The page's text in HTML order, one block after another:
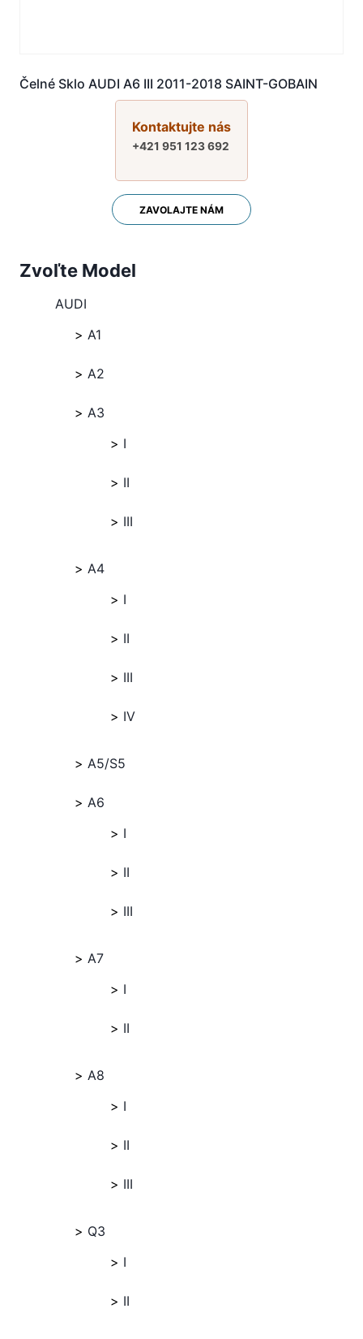
Čelné Sklo AUDI A6 III 2011-2018 SAINT-GOBAIN
Kontaktujte nás
+421 951 123 692
ZAVOLAJTE NÁM
Zvoľte Model
AUDI
A1
A2
A3
I
II
III
A4
I
II
III
IV
A5/S5
A6
I
II
III
A7
I
II
A8
I
II
III
Q3
I
II